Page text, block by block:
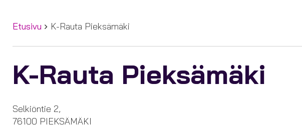
Etusivu K-Rauta Pieksämäki
K-Rauta Pieksämäki
Selkiöntie 2,
76100 PIEKSÄMÄKI